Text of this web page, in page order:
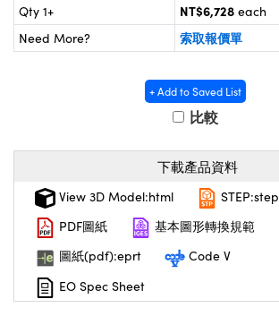
Microscopes | 袖珍顯微鏡
鏡
| 成像系統
Components | SCHOTT 光學
Qty 1+ NT$6,728 each
Need More?
索取報價單
+ Add to Saved List
比較
下載產品資料
View 3D Model:html
STEP:step
PDF圖紙
基本圖形轉換規範
圖紙(pdf):eprt
Code V
EO Spec Sheet